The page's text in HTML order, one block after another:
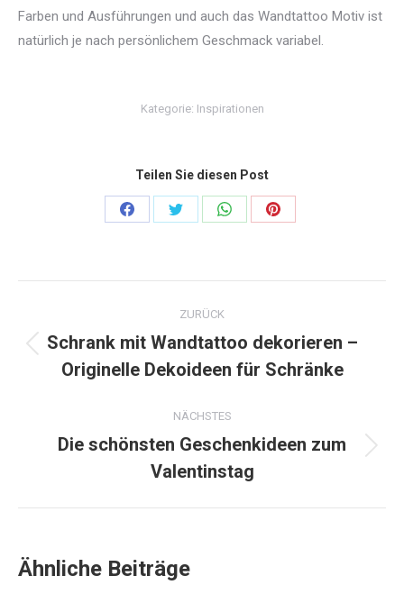
Farben und Ausführungen und auch das Wandtattoo Motiv ist
natürlich je nach persönlichem Geschmack variabel.
Kategorie: Inspirationen
Teilen Sie diesen Post
Share
Share
Share
Share
Kommentarnavigation
ZURÜCK
Vorheriger
Beitrag:
Schrank mit Wandtattoo dekorieren –
Originelle Dekoideen für Schränke
NÄCHSTES
Nächster
Beitrag:
Die schönsten Geschenkideen zum
Valentinstag
Ähnliche Beiträge